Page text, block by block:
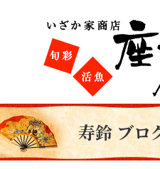
寿鈴 ブロ